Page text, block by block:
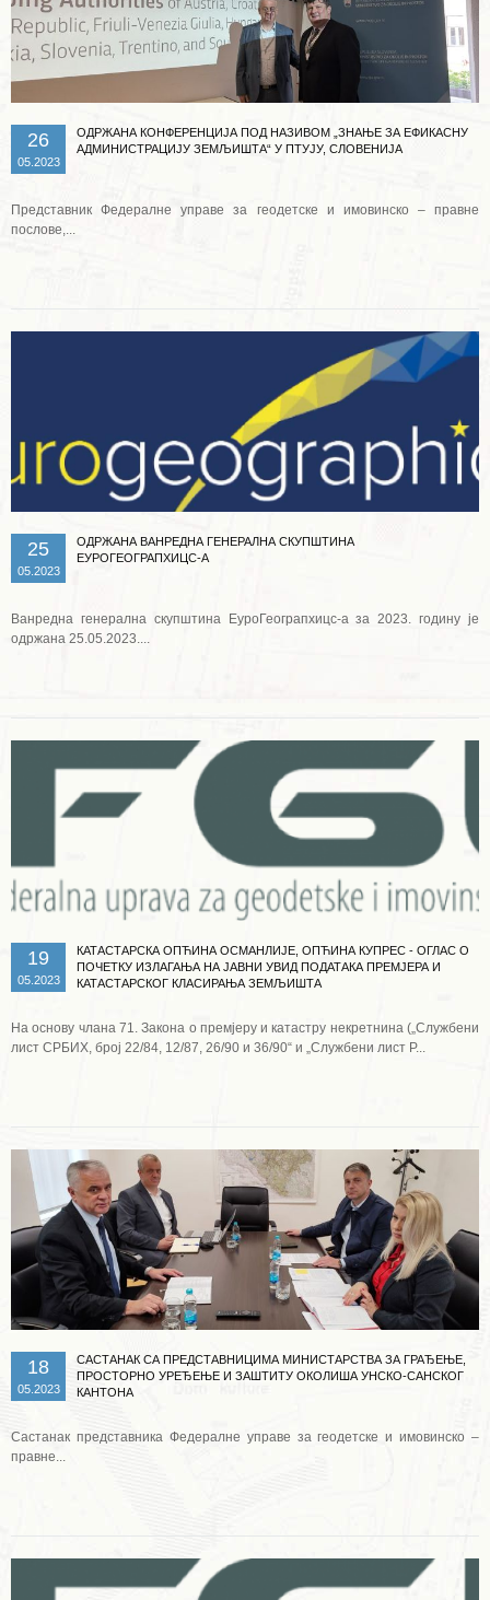
26
05.2023
ОДРЖАНА КОНФЕРЕНЦИЈА ПОД НАЗИВОМ „ЗНАЊЕ ЗА ЕФИКАСНУ
АДМИНИСТРАЦИЈУ ЗЕМЉИШТА“ У ПТУЈУ, СЛОВЕНИЈА
Представник Федералне управе за геодетске и имовинско – правне
послове,...
25
05.2023
ОДРЖАНА ВАНРЕДНА ГЕНЕРАЛНА СКУПШТИНА
ЕУРОГЕОГРАПХИЦС-А
Ванредна генерална скупштина ЕуроГеограпхицс-а за 2023. годину је
одржана 25.05.2023....
19
05.2023
КАТАСТАРСКА ОПЋИНА ОСМАНЛИЈЕ, ОПЋИНА КУПРЕС - ОГЛАС О
ПОЧЕТКУ ИЗЛАГАЊА НА ЈАВНИ УВИД ПОДАТАКА ПРЕМЈЕРА И
КАТАСТАРСКОГ КЛАСИРАЊА ЗЕМЉИШТА
На основу члана 71. Закона о премјеру и катастру некретнина („Службени
лист СРБИХ, број 22/84, 12/87, 26/90 и 36/90“ и „Службени лист Р...
18
05.2023
САСТАНАК СА ПРЕДСТАВНИЦИМА МИНИСТАРСТВА ЗА ГРАЂЕЊЕ,
ПРОСТОРНО УРЕЂЕЊЕ И ЗАШТИТУ ОКОЛИША УНСКО-САНСКОГ
КАНТОНА
Састанак представника Федералне управе за геодетске и имовинско –
правне...